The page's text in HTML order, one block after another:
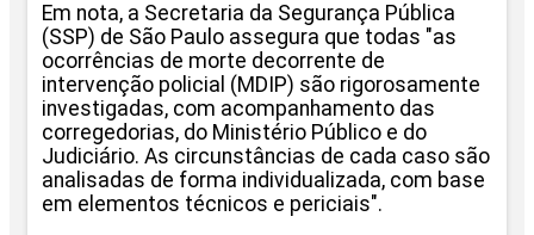
Em nota, a Secretaria da Segurança Pública
(SSP) de São Paulo assegura que todas "as
ocorrências de morte decorrente de
intervenção policial (MDIP) são rigorosamente
investigadas, com acompanhamento das
corregedorias, do Ministério Público e do
Judiciário. As circunstâncias de cada caso são
analisadas de forma individualizada, com base
em elementos técnicos e periciais".